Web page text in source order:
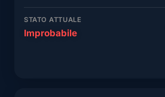
STATO ATTUALE
Improbabile